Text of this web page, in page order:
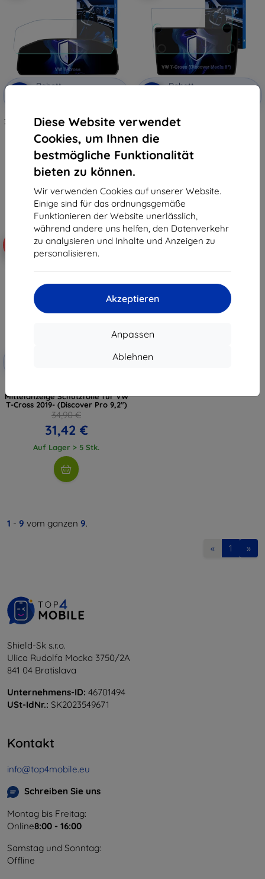
Diese Website verwendet
Cookies, um Ihnen die
bestmögliche Funktionalität
bieten zu können.
Wir verwenden Cookies auf unserer Website.
Einige sind für das ordnungsgemäße
Funktionieren der Website unerlässlich,
während andere uns helfen, den Datenverkehr
zu analysieren und Inhalte und Anzeigen zu
personalisieren.
Akzeptieren
Anpassen
Ablehnen
Rabatt
3mk TechWrap matte Schutzfolie
für das Kombiinstrument VW T-
Cross 2024- (Digital Cockpit 8")
34,90 €
31,42 €
Rabatt
3mk TechWrap Matte Center
Display Schutzfolie für VW T-
Cross 2019- (Discover Media 8")
34,90 €
31,42 €
EXTRA10
Mittelanzeige Schutzfolie für VW
T-Cross 2019- (Discover Pro 9,2")
34,90 €
31,42 €
Auf Lager > 5 Stk.
1 - 9 vom ganzen 9.
« 1 »
Shield-Sk s.r.o.
Ulica Rudolfa Mocka 3750/2A
841 04 Bratislava
Unternehmens-ID: 46701494
USt-IdNr.: SK2023549671
Kontakt
info@top4mobile.eu
Schreiben Sie uns
Montag bis Freitag:
Online8:00 - 16:00
Samstag und Sonntag:
Offline